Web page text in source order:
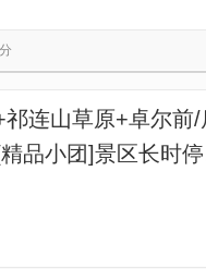
连山草原+卓尔前/
品小团]景区长时停
不容易来一次，不